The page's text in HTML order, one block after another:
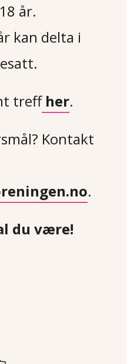
år.
kan delta i
treff her.
Kontakt
.
du være!